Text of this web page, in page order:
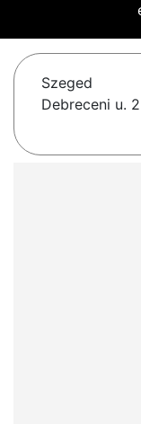
Szeged
Debreceni u. 2